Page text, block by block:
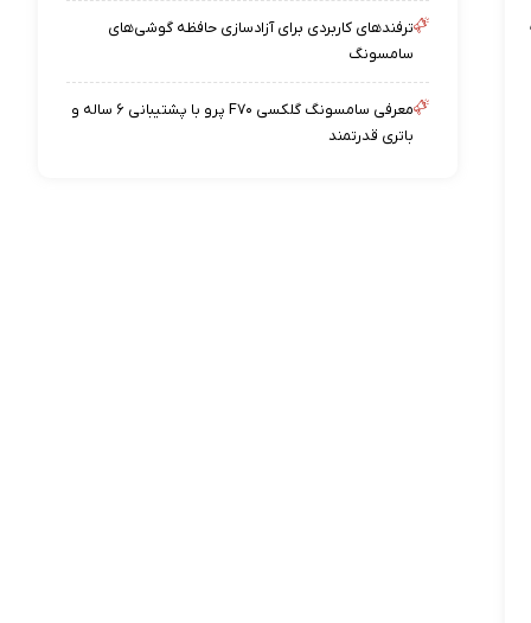
ترفندهای کاربردی برای آزادسازی حافظه گوشی‌های
سامسونگ
معرفی سامسونگ گلکسی F۷۰ پرو با پشتیبانی ۶ ساله و
باتری قدرتمند